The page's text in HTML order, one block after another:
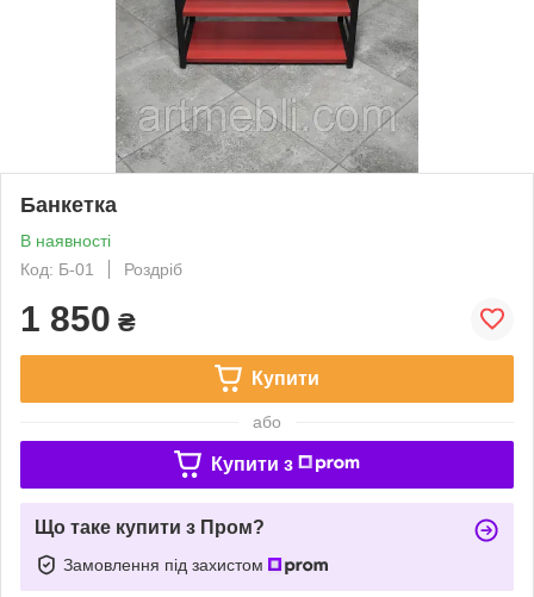
Банкетка
В наявності
Код: Б-01
Роздріб
1 850 ₴
Купити
або
Купити з
Що таке купити з Пром?
Замовлення під захистом